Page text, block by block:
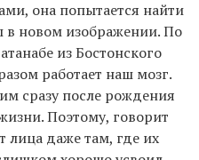
она попытается найти
в новом изображении. По
из Бостонского
работает наш мозг.
сразу после рождения
Поэтому, говорит
лица даже там, где их